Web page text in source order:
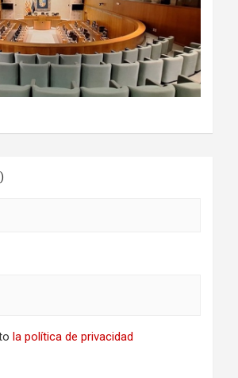
la política de privacidad